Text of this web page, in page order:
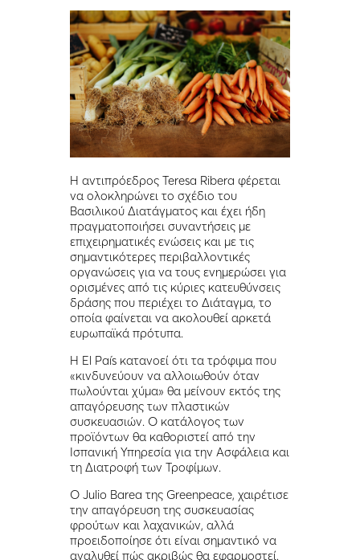
Η αντιπρόεδρος Teresa Ribera φέρεται
να ολοκληρώνει το σχέδιο του
Βασιλικού Διατάγματος και έχει ήδη
πραγματοποιήσει συναντήσεις με
επιχειρηματικές ενώσεις και με τις
σημαντικότερες περιβαλλοντικές
οργανώσεις για να τους ενημερώσει για
ορισμένες από τις κύριες κατευθύνσεις
δράσης που περιέχει το Διάταγμα, το
οποία φαίνεται να ακολουθεί αρκετά
ευρωπαϊκά πρότυπα.
Η El País κατανοεί ότι τα τρόφιμα που
«κινδυνεύουν να αλλοιωθούν όταν
πωλούνται χύμα» θα μείνουν εκτός της
απαγόρευσης των πλαστικών
συσκευασιών. Ο κατάλογος των
προϊόντων θα καθοριστεί από την
Ισπανική Υπηρεσία για την Ασφάλεια και
τη Διατροφή των Τροφίμων.
Ο Julio Barea της Greenpeace, χαιρέτισε
την απαγόρευση της συσκευασίας
φρούτων και λαχανικών, αλλά
προειδοποίησε ότι είναι σημαντικό να
αναλυθεί πώς ακριβώς θα εφαρμοστεί.